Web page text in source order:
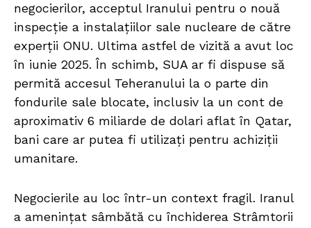
negocierilor, acceptul Iranului pentru o nouă
inspecție a instalațiilor sale nucleare de către
experții ONU. Ultima astfel de vizită a avut loc
în iunie 2025. În schimb, SUA ar fi dispuse să
permită accesul Teheranului la o parte din
fondurile sale blocate, inclusiv la un cont de
aproximativ 6 miliarde de dolari aflat în Qatar,
bani care ar putea fi utilizați pentru achiziții
umanitare.
Negocierile au loc într-un context fragil. Iranul
a amenințat sâmbătă cu închiderea Strâmtorii